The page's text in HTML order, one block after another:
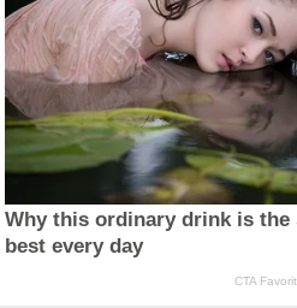
Why this ordinary drink is
best every day
CTA